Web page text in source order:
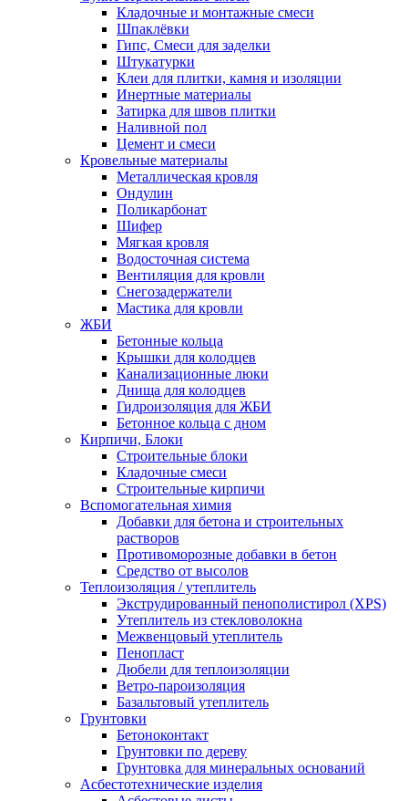
Кладочные и монтажные смеси
Шпаклёвки
Гипс, Смеси для заделки
Штукатурки
Клеи для плитки, камня и изоляции
Инертные материалы
Затирка для швов плитки
Наливной пол
Цемент и смеси
Кровельные материалы
Металлическая кровля
Ондулин
Поликарбонат
Шифер
Мягкая кровля
Водосточная система
Вентиляция для кровли
Снегозадержатели
Мастика для кровли
ЖБИ
Бетонные кольца
Крышки для колодцев
Канализационные люки
Днища для колодцев
Гидроизоляция для ЖБИ
Бетонное кольца с дном
Кирпичи, Блоки
Строительные блоки
Кладочные смеси
Строительные кирпичи
Вспомогательная химия
Добавки для бетона и строительных
растворов
Противоморозные добавки в бетон
Средство от высолов
Теплоизоляция / утеплитель
Экструдированный пенополистирол (XPS)
Утеплитель из стекловолокна
Межвенцовый утеплитель
Пенопласт
Дюбели для теплоизоляции
Ветро-пароизоляция
Базальтовый утеплитель
Грунтовки
Бетоноконтакт
Грунтовки по дереву
Грунтовка для минеральных оснований
Асбестотехнические изделия